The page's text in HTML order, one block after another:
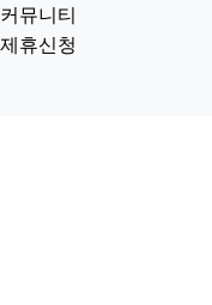
커뮤니티
제휴신청